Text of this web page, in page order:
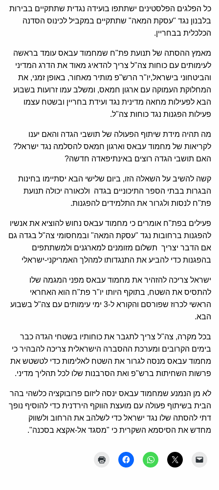
כל הפלגים הפלסטינים ישתתפו בועידה נגדית שתתקיים בבירות
בלבנון נגד "עסקת המאה" שתתקיים במקביל לכינוס הסדנה
הכלכלית בבחריין.
מאמץ ההסתה של תנועת פת"ח שמחמוד עבאס עומד בראשה
לעימותים עם כוחות צה"ל צריך להדאיג מאוד את הדרג המדיני
והביטחוני בישראל,יו"ר הרש"פ מותיר מאחור, באופן זמני, את
המחלוקת העמוקה עם ארגון חמאס, ומשלב עמו זרועות בשבוע
הבא לפעילות מחאה מדינית נגד ועידת בחריין ובשטח עצמו
פעילות הפגנות נגד כוחות צה"ל.
מה תהיה מידת שיתוף הפעולה של תושבי הגדה והאם יענו
לקריאות של מחמוד עבאס וארגון חמאס להסלמה נגד ישראל?
האם תושבי הגדה רוצים באינתיפאדה חדשה?
קשה להשיב על השאלה הזו, ביום שלישי הבא יסתיימו בחינות
הבגרות בבתי הספר התיכוניים בגדה ולכאורה יכולה תנועת
פת"ח לנסות ולגרור את התלמידים להפגנות.
פעילים בפת"ח אומרים כי מחמוד עבאס נחוש להוציא את אנשיו
להפגנות ברחובות נגד "עסקת המאה" ובמחסומי צה"ל בגדה גם
אם הדבר יצריך תשלום מזומנים למארגנים ולמשתתפים
בהפגנות כדי להביע את התנגדותו למהלך האמריקני-ישראלי
ישראל צריכה להזהיר את מחמוד עבאס מפני המגמה שלו
להתסיס את השטח, בתוקף היותו יו"ר פת"ח הוא האחראי
הראשי לכרוז שפורסם והקורא ל-3 ימי עימותים עם צה"ל בשבוע
הבא.
בכל מקרה, צה"ל צריך לתגבר את כוחותיו בשטחי הגדה כבר
בימים הקרובים ומערכת ההסברה הישראלית צריכה להבהיר כי
מחמוד עבאס מנסה לגרור את השטח לאלימות כדי לטשטש את
פרשות השחיתות ברש"פ ואת הסרבנות שלו לכל תהליך מדיני.
לא מן הנמנע שמחמוד עבאס ינסה ליזום פרובוקציה כלשהי בהר
הבית בשיתוף פעולה עם מועצת הווקף הירדנית כדי להוסיף נופך
דתי להסתה שלו נגד ישראל כדי לשלהב את הרחוב ולשווק
מחדש את הסיסמא השקרית כי "מסגד אל-אקצא בסכנה".